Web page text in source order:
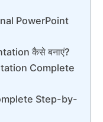
PowerPoint
कैसे बनाएं?
Complete
Step-by-